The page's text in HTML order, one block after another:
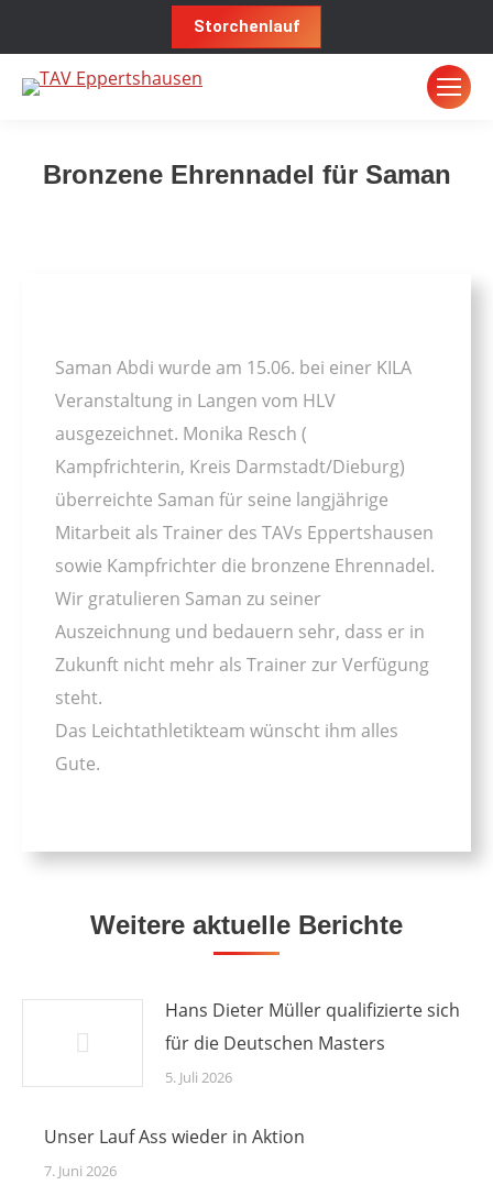
Storchenlauf
Bronzene Ehrennadel für Saman
Saman Abdi wurde am 15.06. bei einer KILA
Veranstaltung in Langen vom HLV
ausgezeichnet. Monika Resch (
Kampfrichterin, Kreis Darmstadt/Dieburg)
überreichte Saman für seine langjährige
Mitarbeit als Trainer des TAVs Eppertshausen
sowie Kampfrichter die bronzene Ehrennadel.
Wir gratulieren Saman zu seiner
Auszeichnung und bedauern sehr, dass er in
Zukunft nicht mehr als Trainer zur Verfügung
steht.
Das Leichtathletikteam wünscht ihm alles
Gute.
Weitere aktuelle Berichte
Hans Dieter Müller qualifizierte sich
für die Deutschen Masters
5. Juli 2026
Unser Lauf Ass wieder in Aktion
7. Juni 2026